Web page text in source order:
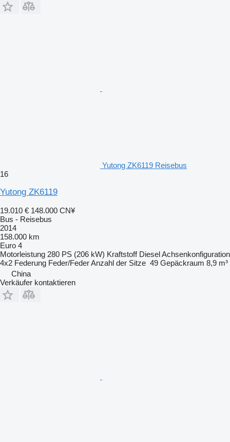
Yutong ZK6119 Reisebus
16
Yutong ZK6119
19.010 € 148.000 CN¥
Bus - Reisebus
2014
158.000 km
Euro 4
Motorleistung 280 PS (206 kW) Kraftstoff DieselAchsenkonfiguration
4x2 Federung Feder/FederAnzahl der Sitze 49 Gepäckraum 8,9 m³
China
Verkäufer kontaktieren